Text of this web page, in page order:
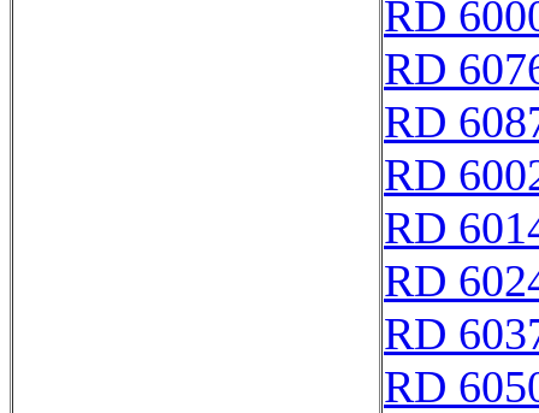
RD
RD
RD
RD
RD
RD
RD
RD